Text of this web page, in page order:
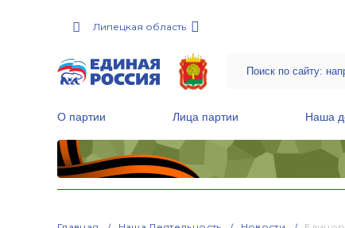
Липецкая область
О партии Лица партии Наша